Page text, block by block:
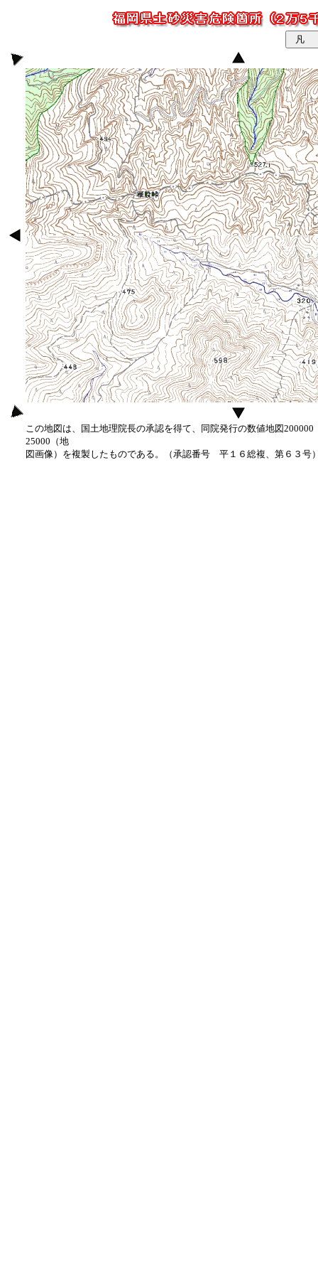
この地図は、国土地理院長の承認を得て、同院発行の数値地図
25000（地
図画像）を複製したものである。（承認番号 平１６総複、第６３号